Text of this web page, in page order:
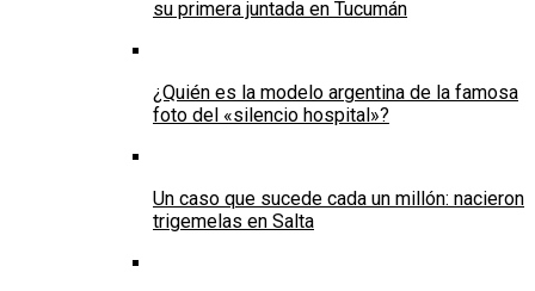
su primera juntada en Tucumán
¿Quién es la modelo argentina de la famosa
foto del «silencio hospital»?
Un caso que sucede cada un millón: nacieron
trigemelas en Salta